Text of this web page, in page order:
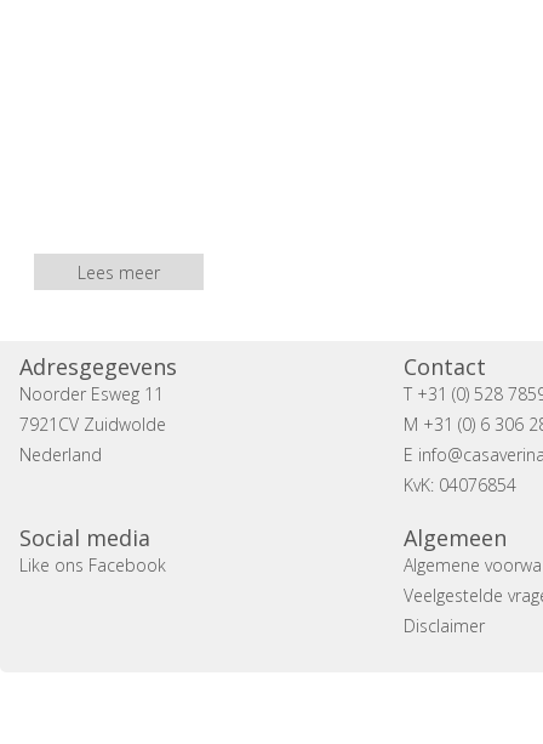
Lees meer
Adresgegevens
Noorder Esweg 11
7921CV Zuidwolde
Nederland
Contact
T +31 (0) 528
M +31 (0) 6 306
E
KvK: 04076854
Social media
Like ons Facebook
Algemeen
Algemene
Veelgestelde
Disclaimer